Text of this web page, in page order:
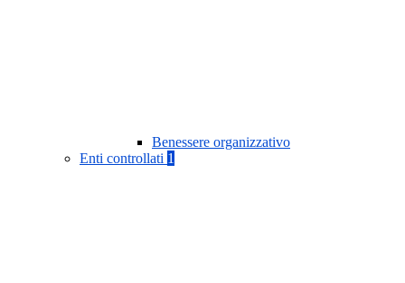
Benessere organizzativo
Enti controllati 1